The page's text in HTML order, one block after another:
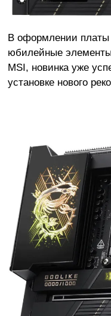
В оформлении платы
юбилейные
MSI, новинка уже
установке нового